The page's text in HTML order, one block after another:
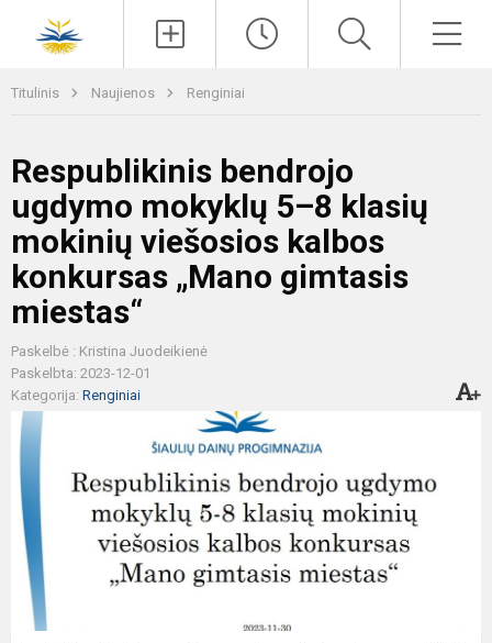
Titulinis Naujienos Renginiai
Respublikinis bendrojo
ugdymo mokyklų 5–8 klasių
mokinių viešosios kalbos
konkursas „Mano gimtasis
miestas“
Paskelbė : Kristina Juodeikienė
Paskelbta: 2023-12-01
Kategorija: Renginiai